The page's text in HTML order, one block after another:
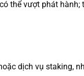
thể vượt phát
dịch vụ staking,